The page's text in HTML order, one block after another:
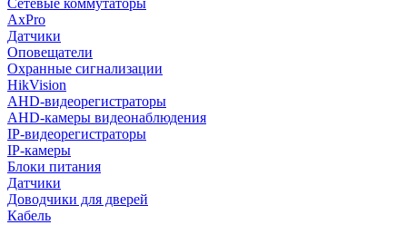
Сетевые коммутаторы
AxPro
Датчики
Оповещатели
Охранные сигнализации
HikVision
AHD-видеорегистраторы
AHD-камеры видеонаблюдения
IP-видеорегистраторы
IP-камеры
Блоки питания
Датчики
Доводчики для дверей
Кабель